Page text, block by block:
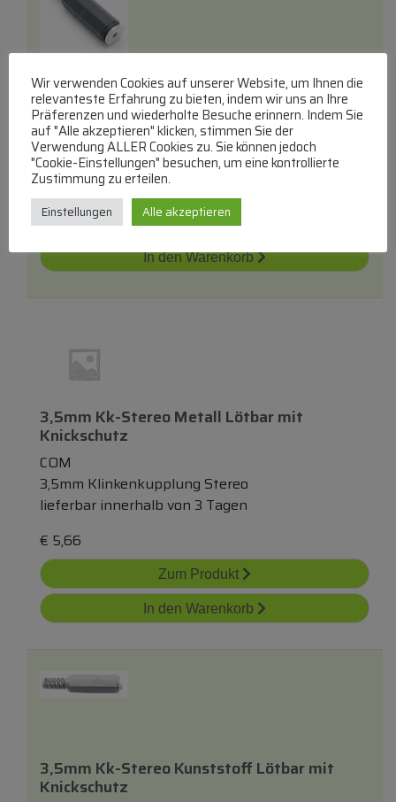
Knickschutz
COM
2,5mm Klinkenkupplung Stereo
lieferbar innerhalb von 3 Tagen
€3,98
Zum Produkt
In den Warenkorb
3,5mm Kk-Stereo Metall Lötbarmit
Knickschutz
COM
3,5mm Klinkenkupplung Stereo
lieferbar innerhalb von 3 Tagen
€ 5,66
Zum Produkt
In den Warenkorb
3,5mm Kk-Stereo Kunststoff Lötbarmit
Knickschutz
Wir verwenden Cookies auf unserer Website, um Ihnen die
relevanteste Erfahrung zu bieten, indem wir uns an Ihre
Präferenzen und wiederholte Besuche erinnern. Indem Sie
auf "Alle akzeptieren" klicken, stimmen Sie der
Verwendung ALLER Cookies zu. Sie können jedoch
"Cookie-Einstellungen" besuchen, um eine kontrollierte
Zustimmung zu erteilen.
Einstellungen Alle akzeptieren